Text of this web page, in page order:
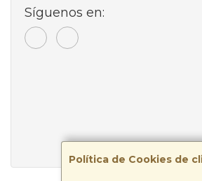
Política de Cookies de
Síguenos en: